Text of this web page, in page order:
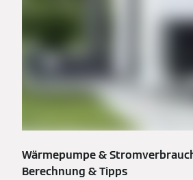
Wärmepumpe &
Berechnung & Tipps